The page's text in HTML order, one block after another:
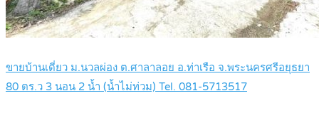
ขายบ้านเดี่ยว ม.นวลผ่อง ต.ศาลาลอย อ.ท่าเรือ จ.พระนครศรีอยุธยา
80 ตร.ว 3 นอน 2 น้ำ (น้ำไม่ท่วม) Tel. 081-5713517